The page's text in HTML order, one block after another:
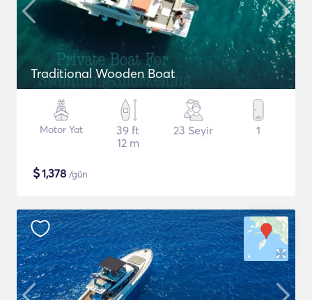
Traditional Wooden Boat
Motor Yat
39 ft
12 m
23 Seyir 1
$1,378 /gün